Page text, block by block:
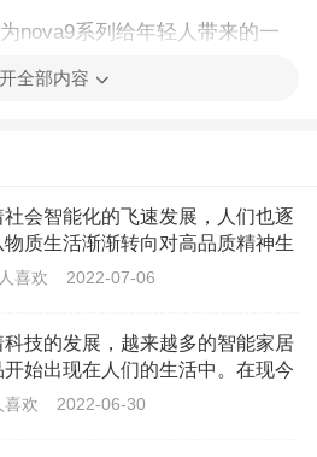
nova9系列给年轻人带来的一
频时，华为nova9系列能够实
、画面视角切换等原本复杂的
列的鸿蒙多机位模式，用户就
，为视频拍摄提供更多可能，
拍摄技巧，轻松拍出一部大
照片、视频关键字混合搜索功
全部内容
社会智能化的飞速发展，人们也逐
物质生活渐渐转向对高品质精神生
向往。作为智能化家居系列的核心
喜欢 2022-07-06
科技的发展，越来越多的智能家居
开始出现在人们的生活中。在现今
内外市场上，智能产品总是受到广
喜欢 2022-06-30